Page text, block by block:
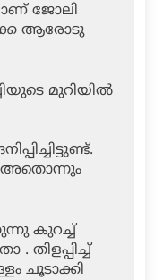
ജോലി
ആരോടു
മുറിയിൽ
അതൊന്നും
കുറച്ച്
തിളപ്പിച്ച്
ചൂടാക്കി